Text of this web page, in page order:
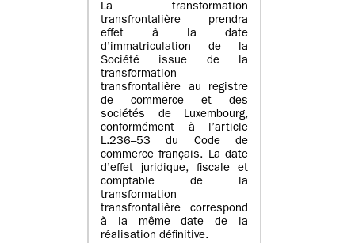
La transformation
transfrontalière prendra
effet à la date
d’immatriculation de la
Société issue de la
transformation
transfrontalière au registre
de commerce et des
sociétés de Luxembourg,
conformément à l’article
L.236–53 du Code de
commerce français. La date
d’effet juridique, fiscale et
comptable de la
transformation
transfrontalière correspond
à la même date de la
réalisation définitive.